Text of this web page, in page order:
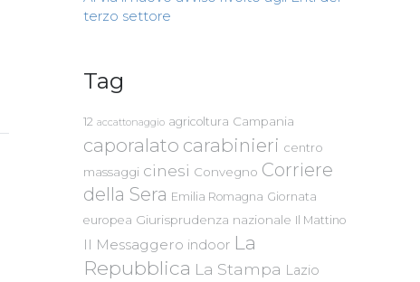
terzo settore
Tag
12 accattonaggio agricoltura Campania
caporalato carabinieri centro
massaggi cinesi Convegno Corriere
della Sera Emilia Romagna Giornata
europea Giurisprudenza nazionale Il Mattino
Il Messaggero indoor La
Repubblica La Stampa Lazio